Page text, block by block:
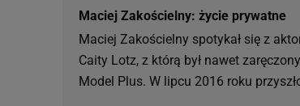
Maciej Zakościelny: życie prywatne
Maciej Zakościelny spotykał się z
Caity Lotz, z którą był nawet
Model Plus. W lipcu 2016 roku